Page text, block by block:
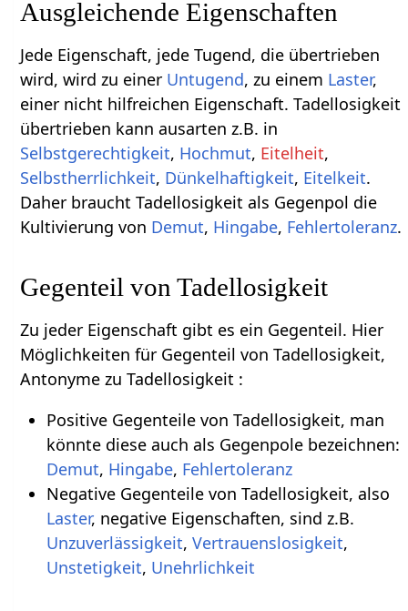
Ausgleichende Eigenschaften
Jede Eigenschaft, jede Tugend, die übertrieben
wird, wird zu einer Untugend, zu einem Laster,
einer nicht hilfreichen Eigenschaft. Tadellosigkeit
übertrieben kann ausarten z.B. in
Selbstgerechtigkeit, Hochmut, Eitelheit,
Selbstherrlichkeit, Dünkelhaftigkeit, Eitelkeit.
Daher braucht Tadellosigkeit als Gegenpol die
Kultivierung von Demut, Hingabe, Fehlertoleranz.
Gegenteil von Tadellosigkeit
Zu jeder Eigenschaft gibt es ein Gegenteil. Hier
Möglichkeiten für Gegenteil von Tadellosigkeit,
Antonyme zu Tadellosigkeit :
Positive Gegenteile von Tadellosigkeit, man
könnte diese auch als Gegenpole bezeichnen:
Demut, Hingabe, Fehlertoleranz
Negative Gegenteile von Tadellosigkeit, also
Laster, negative Eigenschaften, sind z.B.
Unzuverlässigkeit, Vertrauenslosigkeit,
Unstetigkeit, Unehrlichkeit